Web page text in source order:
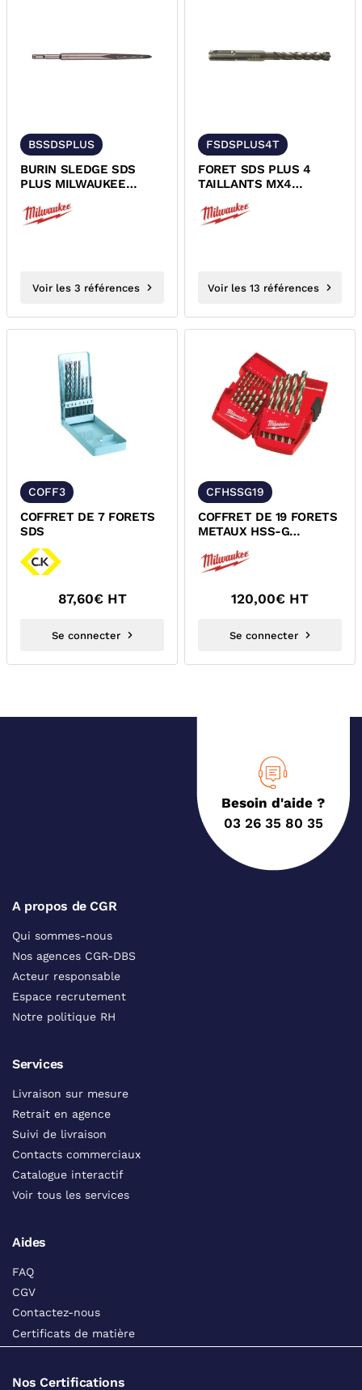
BSSDSPLUS
BURIN SLEDGE SDS
PLUS MILWAUKEE
4932478263
4932478265
Voir les 3 références
FSDSPLUS4T
FORET SDS PLUS 4
TAILLANTS MX4
Voir les 13 références
COFF3
COFFRET DE 7 FORETS
SDS
87,60€ HT
Se connecter
CFHSSG19
COFFRET DE 19 FORETS
METAUX HSS-G
4932352374
120,00€ HT
Se connecter
Besoin d'aide ?
03 26 35 80 35
A propos de CGR
Qui sommes-nous
Nos agences CGR-DBS
Acteur responsable
Espace recrutement
Notre politique RH
Services
Livraison sur mesure
Retrait en agence
Suivi de livraison
Contacts commerciaux
Catalogue interactif
Voir tous les services
Aides
FAQ
CGV
Contactez-nous
Certificats de matière
Nos Certifications